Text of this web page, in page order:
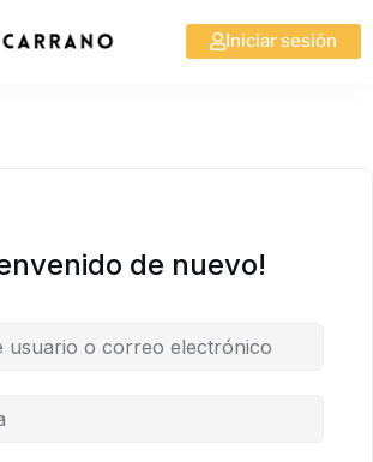
Iniciar sesión
de nuevo!